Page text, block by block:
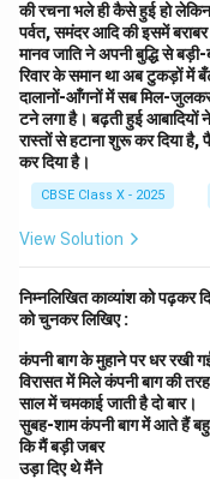
की रचना भले ही कैसे हुई हो
पर्वत, समंदर आदि की इसमें
मानव जाति ने अपनी बुद्धि से
रिवार के समान था अब टुकड़ों
दालानों-आँगनों में सब मिल-
टने लगा है। बढ़ती हुई आबादियों
रास्तों से हटाना शुरू कर दिया
कर दिया है।
CBSE Class X - 2025
View Solution
निम्नलिखित काव्यांश को पढ़कर
को चुनकर लिखिए :
कंपनी बाग के मुहाने पर धर रखी
विरासत में मिले कंपनी बाग की तरह
साल में चमकाई जाती है दो बार।
सुबह-शाम कंपनी बाग में आते हैं
कि मैं बड़ी जबर
उड़ा दिए थे मैंने